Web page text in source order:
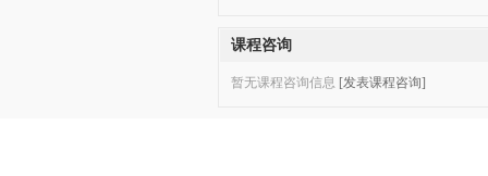
课程咨询
暂无课程咨询信息 [发表课程咨询]